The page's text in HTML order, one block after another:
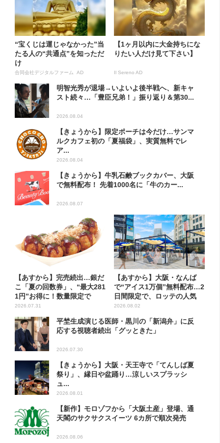
“宝くじは運じゃなかった”当
たる人の“共通点”を知っただ
け
合同会社デジタルファーム AD
【1ヶ月以内に大金持ちにな
りたい人だけ見て下さい】
Il Sereno AD
明智光秀が退場→いよいよ後半戦へ、新キャ
スト続々…「豊臣兄弟！」振り返り＆第30...
2026.08.04
【きょうから】限定ポーチは今だけ…サンマ
ルクカフェ初の「夏福袋」、実質無料でレ
ア...
2026.08.04
【きょうから】牛乳石鹸ブックカバー、大阪
で無料配布！ 先着1000名に「牛のカー...
2026.08.07
【あすから】完売続出…銀だ
こ「夏の回数券」、“最大281
1円”お得に！数量限定で
2026.07.31
【あすから】大阪・なんば
で“アイス1万個”無料配布…2
日間限定で、ロッテの人気
商...
2026.08.02
平埜生成演じる医師・黒川の「新潟弁」に反
応する視聴者続出「グッときた」
2026.07.30
【きょうから】大阪・天王寺で「てんしば夏
祭り」、縁日や盆踊り…涼しいスプラッシ
ュ...
2026.08.01
【新作】モロゾフから「大阪土産」登場、通
天閣のサクサクスイーツ 6カ所で順次発売
2026.08.06